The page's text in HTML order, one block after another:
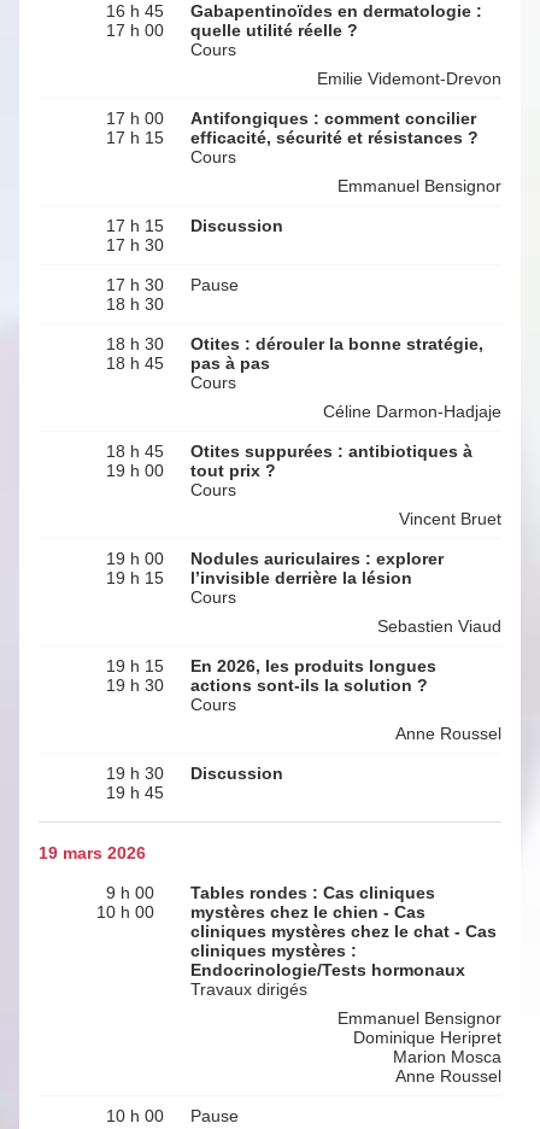
16 h 45
17 h 00
Gabapentinoïdes en dermatologie :
quelle utilité réelle ?
Cours
Emilie Videmont-Drevon
17 h 00
17 h 15
Antifongiques : comment concilier
efficacité, sécurité et résistances ?
Cours
Emmanuel Bensignor
17 h 15
17 h 30
Discussion
17 h 30
18 h 30
Pause
18 h 30
18 h 45
Otites : dérouler la bonne stratégie,
pas à pas
Cours
Céline Darmon-Hadjaje
18 h 45
19 h 00
Otites suppurées : antibiotiques à
tout prix ?
Cours
Vincent Bruet
19 h 00
19 h 15
Nodules auriculaires : explorer
l’invisible derrière la lésion
Cours
Sebastien Viaud
19 h 15
19 h 30
En 2026, les produits longues
actions sont-ils la solution ?
Cours
Anne Roussel
19 h 30
19 h 45
Discussion
19 mars 2026
9 h 00
10 h 00
Tables rondes : Cas cliniques
mystères chez le chien - Cas
cliniques mystères chez le chat - Cas
cliniques mystères :
Endocrinologie/Tests hormonaux
Travaux dirigés
Emmanuel Bensignor
Dominique Heripret
Marion Mosca
Anne Roussel
10 h 00
Pause